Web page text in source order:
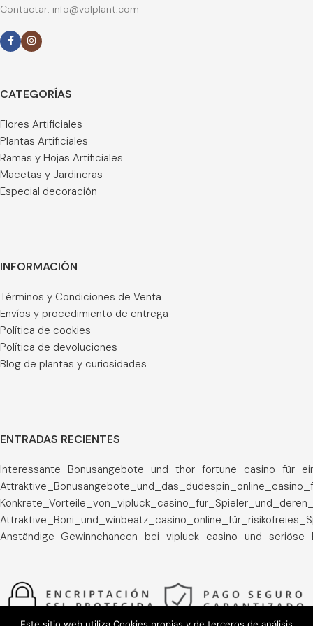
Contactar: info@volplant.com
CATEGORÍAS
Flores Artificiales
Plantas Artificiales
Ramas y Hojas Artificiales
Macetas y Jardineras
Especial decoración
INFORMACIÓN
Términos y Condiciones de Venta
Envíos y procedimiento de entrega
Política de cookies
Política de devoluciones
Blog de plantas y curiosidades
ENTRADAS RECIENTES